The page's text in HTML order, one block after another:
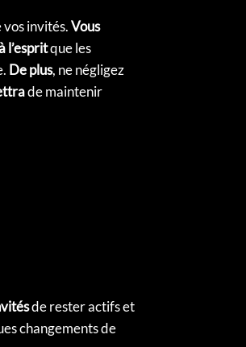
invités.Vous
l’espritque les
De plus, ne négligez
de maintenir
de rester actifs et
changements de